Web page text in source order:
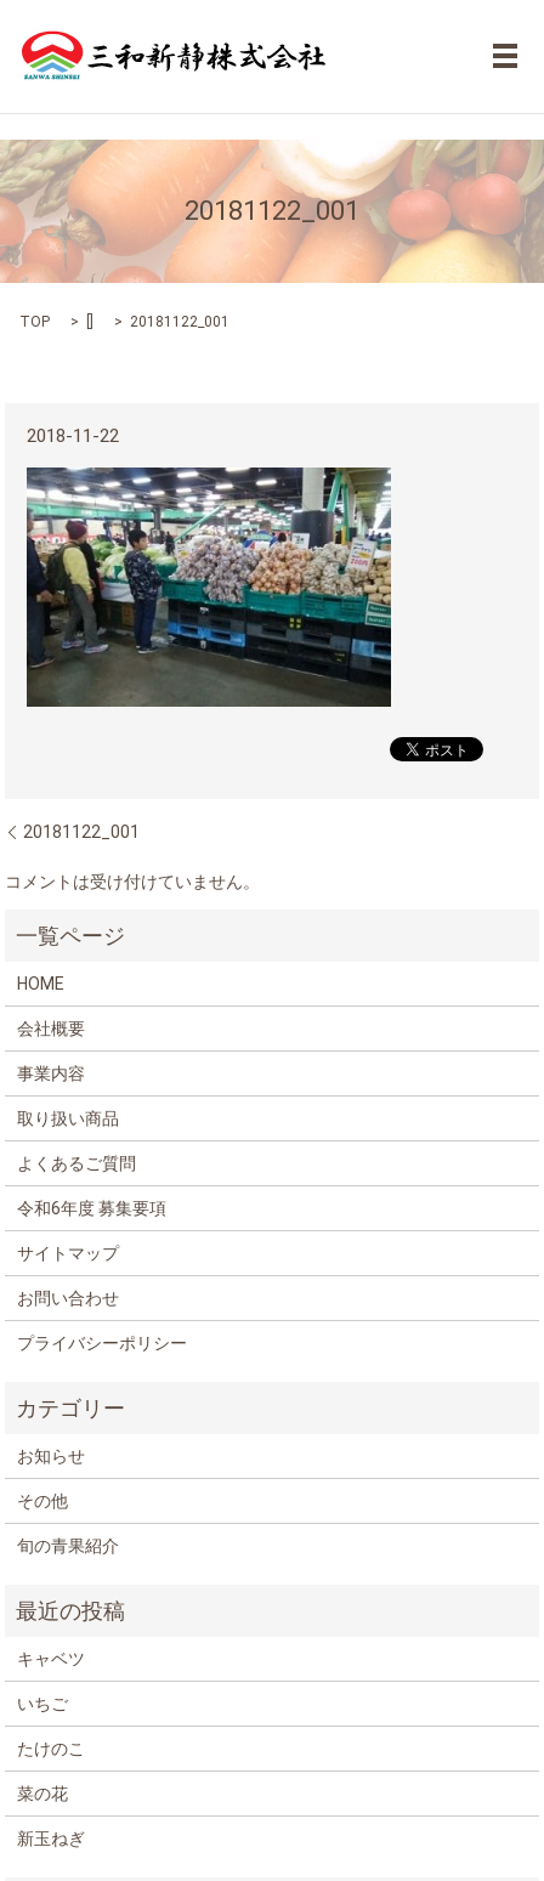
メ
20181122_001
TOP 20181122_001
2018-11-22
20181122_001
コメントは受け付けていません。
HOME
会社概要
事業内容
取り扱い商品
よくあるご質問
令和6年度 募集要項
サイトマップ
お問い合わせ
プライバシーポリシー
お知らせ
その他
旬の青果紹介
キャベツ
いちご
たけのこ
菜の花
新玉ねぎ